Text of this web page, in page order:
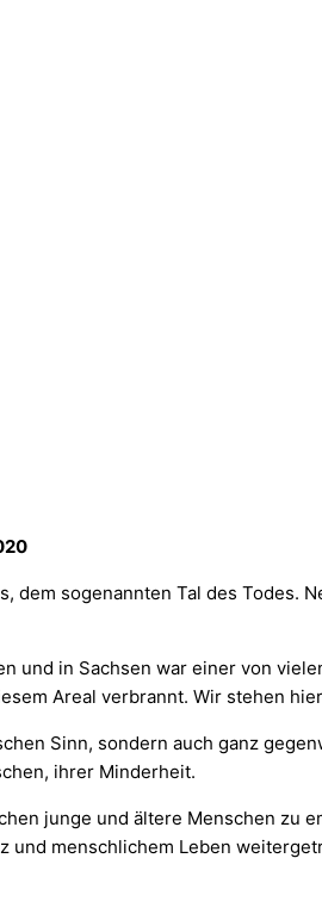
sogenannten Tal des Todes.
und in Sachsen war einer von
Areal verbrannt. Wir stehen
Sinn, sondern auch ganz
ihrer Minderheit.
junge und ältere Menschen zu
menschlichem Leben